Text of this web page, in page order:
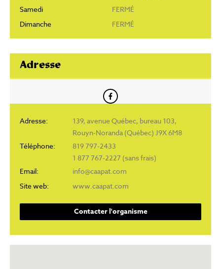
Samedi
FERMÉ
Dimanche
FERMÉ
Adresse
Adresse:
139, avenue Québec, bureau 103,
Rouyn-Noranda (Québec) J9X 6M8
Téléphone:
819 797-2433
1 877 767-2227 (sans frais)
Email:
info@caapat.com
Site web:
www.caapat.com
Contacter l'organisme